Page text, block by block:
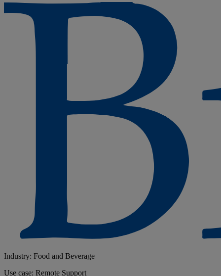
Industry: Food and Beverage
Use case: Remote Support